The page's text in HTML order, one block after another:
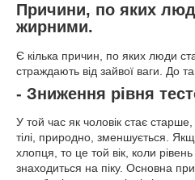
Причини, по яких
жирними.
Є кілька причин, по яких люди
страждають від зайвої ваги. До
- Зниження рівня
У той час як чоловік стає
тілі, природно, зменшується.
хлопця, то це той вік, коли рівень
знаходиться на піку. Основна